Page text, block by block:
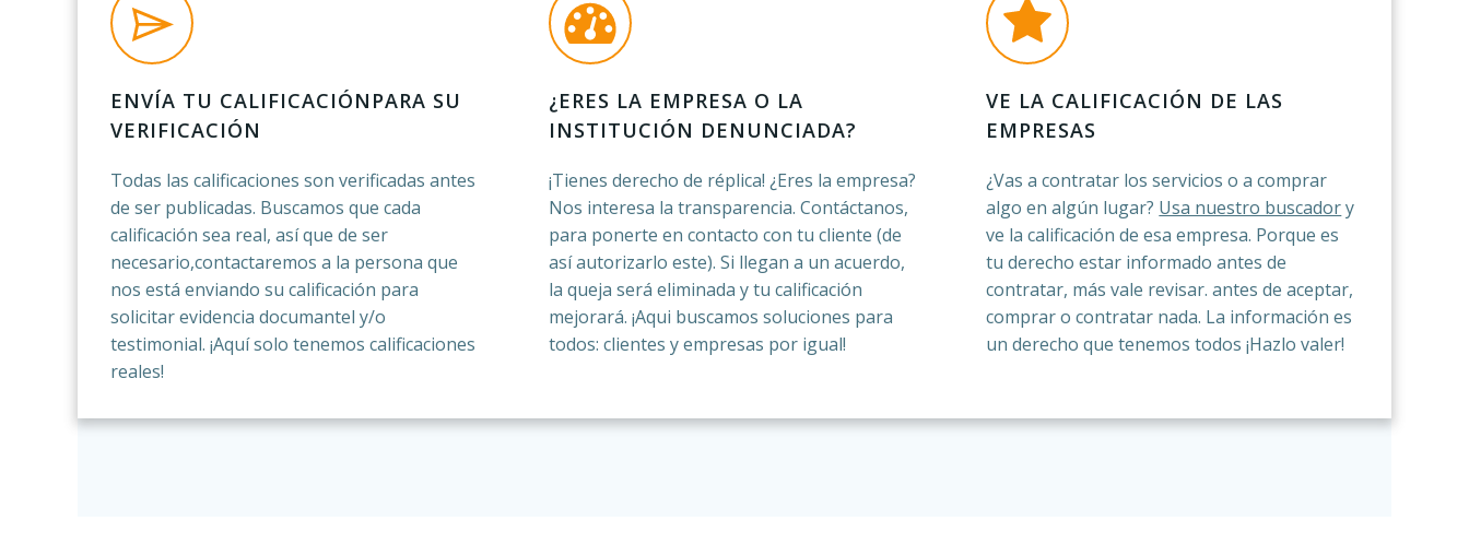
ENVÍA TU CALIFICACIÓNPARA SU
VERIFICACIÓN
Todas las calificaciones son verificadas antes
de ser publicadas. Buscamos que cada
calificación sea real, así que de ser
necesario,contactaremos a la persona que
nos está enviando su calificación para
solicitar evidencia documantel y/o
testimonial. ¡Aquí solo tenemos calificaciones
reales!
¿ERES LA EMPRESA O LA
INSTITUCIÓN DENUNCIADA?
¡Tienes derecho de réplica! ¿Eres la empresa?
Nos interesa la transparencia. Contáctanos,
para ponerte en contacto con tu cliente (de
así autorizarlo este). Si llegan a un acuerdo,
la queja será eliminada y tu calificación
mejorará. ¡Aqui buscamos soluciones para
todos: clientes y empresas por igual!
VE LA CALIFICACIÓN DE LAS
EMPRESAS
¿Vas a contratar los servicios o a comprar
algo en algún lugar? Usa nuestro buscadory
ve la calificación de esa empresa. Porque es
tu derecho estar informado antes de
contratar, más vale revisar. antes de aceptar,
comprar o contratar nada. La información es
un derecho que tenemos todos ¡Hazlo valer!